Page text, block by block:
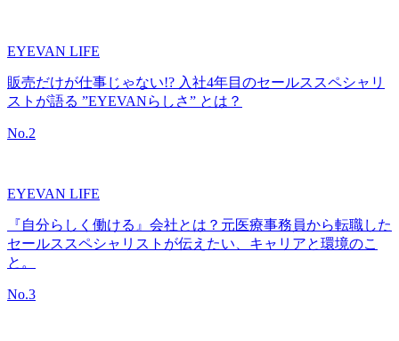
EYEVAN LIFE
販売だけが仕事じゃない!? 入社4年目のセールススペシャリ
ストが語る ”EYEVANらしさ” とは？
No.2
EYEVAN LIFE
『自分らしく働ける』会社とは？元医療事務員から転職した
セールススペシャリストが伝えたい、キャリアと環境のこ
と。
No.3